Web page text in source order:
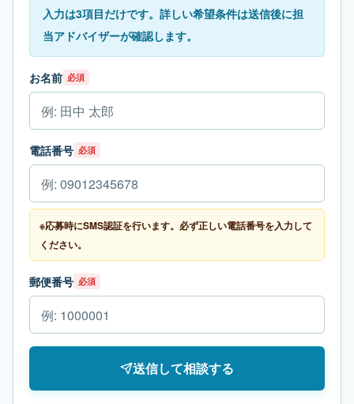
入力は3項目だけです。詳しい希望条件は送信後に担
当アドバイザーが確認します。
お名前 必須
電話番号 必須
※応募時にSMS認証を行います。必ず正しい電話番号を入力して
ください。
郵便番号 必須
送信して相談する